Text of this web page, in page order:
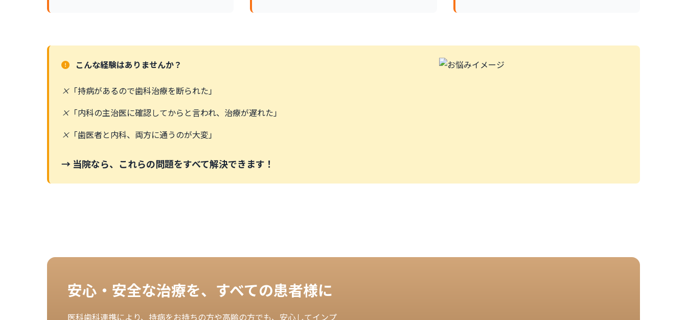
こんな経験はありませんか？
× 「持病があるので歯科治療を断られた」
× 「内科の主治医に確認してからと言われ、治療が遅れた」
× 「歯医者と内科、両方に通うのが大変」
→ 当院なら、これらの問題をすべて解決できます！
安心・安全な治療を、すべての患者様に
医科歯科連携により、持病をお持ちの方や高齢の方でも、安心してインプ